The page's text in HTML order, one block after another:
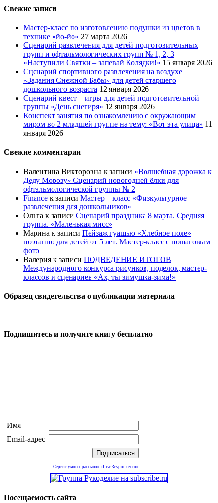
Свежие записи
Мастер-класс по изготовлению подушки из цветов в
технике «йо-йо» 27 марта 2026
Сценарий развлечения для детей подготовительных
групп и офтальмологических групп № 1, 2, 3
«Наступили Святки – запевай Колядки!» 15 января 2026
Сценарий спортивного развлечения на воздухе
«Задания Снежной Бабы» для детей старшего
дошкольного возраста 12 января 2026
Сценарий квест – игры для детей подготовительной
группы «День снегиря» 12 января 2026
Конспект занятия по ознакомлению с окружающим
миром во 2 младшей группе на тему: «Вот эта улица» 11
января 2026
Свежие комментарии
Валентина Викторовна к записи «Волшебная дорожка к
Деду Морозу» Сценарий новогодней ёлки для
офтальмологической группы № 2
Finance к записи Мастер – класс «Физкультурное
развлечения для дошкольников»
Ольга к записи Сценарий праздника 8 марта. Средняя
группа. «Маленькая мисс»
Марина к записи Пейзаж гуашью «Хлебное поле»
поэтапно для детей от 5 лет. Мастер-класс с пошаговым
фото
Валерия к записи ПОДВЕДЕНИЕ ИТОГОВ
Международного конкурса рисунков, поделок, мастер-
классов и сценариев «Ах, ты зимушка-зима!»
Образец свидетельства о публикации материала
Подпишитесь и получите книгу бесплатно
Имя
Email-адрес
Сервис умных рассылок «LiveResponder.ru»
Посещаемость сайта